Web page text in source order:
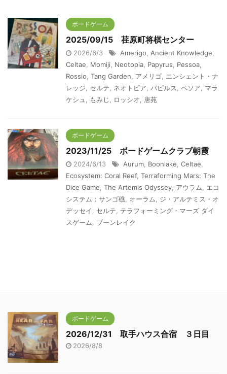
ボードゲーム
2025/09/15 荏原町将棋センター
2026/6/3 Amerigo Ancient Knowledge
Celtae
Momiji Neotopia Papyrus Pessoa
Rossio Tang Garden アメリゴ
エンシェント・ナ
レッジ
セルテ ネオトピア パピルス ペソア
マラ
ケシュ
もみじ ロッシオ 唐苑
ボードゲーム
2023/11/25 ボードゲームクラブ朝霞
2024/6/13 Aurum Boonlake Celtae
Ecosystem: Coral Reef, Terraforming Mars: The
Dice Game The Artemis Odyssey アウラム
エコ
システム：サンゴ礁 オーラム
ジ・アルテミス・オ
デッセイ
セルテ
テラフォーミング・マーズ ダイ
スゲーム
ブーンレイク
ボードゲーム
2026/12/31 取手ハウス合宿 ３日目
2026/8/8